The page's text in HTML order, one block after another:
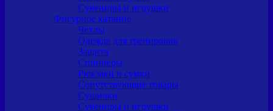
Сувениры и игрушки
Фигурное катание
Чехлы
Одежда для тренировок
Защита
Спиннеры
Рюкзаки и сумки
Сопутствующие товары
Сушилки
Сувениры и игрушки